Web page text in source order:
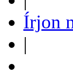
Írjon
|